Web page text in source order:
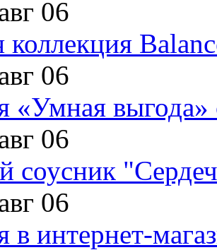
06
коллекция
06
«Умная выгода»
06
соусник
06
в интернет-